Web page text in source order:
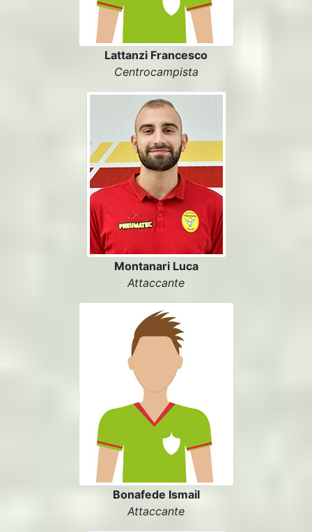
Lattanzi Francesco
Centrocampista
Montanari Luca
Attaccante
Bonafede Ismail
Attaccante